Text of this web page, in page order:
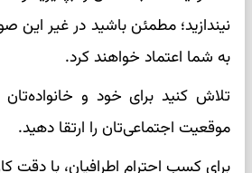
نیندازید؛ مطمئن باشید در غیر این
به شما اعتماد خواهند کرد.
تلاش کنید برای خود و
موقعیت اجتماعی‌تان را ارتقا دهید.
برای کسب احترام اطرافیان، با دقت کار